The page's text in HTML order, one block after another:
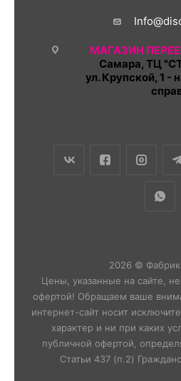
МАГАЗИН
Самара, ТЦ
ул. Крупской, 1 -
2026 ©
Цены, указанные на сайте,
офертой! Обращаем ваше
интернет-сайт носит
характер и ни при каких
публичной офертой,
Статьи 437 (п.2)